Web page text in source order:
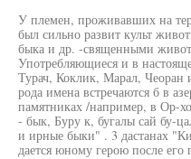
У племен, проживавших на
был сильно развит культ
быка и др. -священными
Употребляющиеся и в
Турач, Коклик, Марал, Чеоран
рода имена встречаются б в
памятниках /например, в Ор-
- бык, Буру к, бугалы сай бу-
и ирные быки" . 3 дастанах
дается юному герою после его